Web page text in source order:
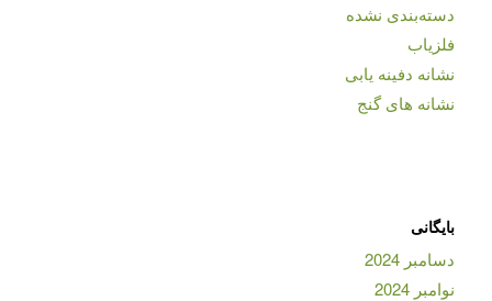
دسته‌بندی نشده
فلزیاب
نشانه دفینه یابی
نشانه های گنج
بایگانی
دسامبر 2024
نوامبر 2024